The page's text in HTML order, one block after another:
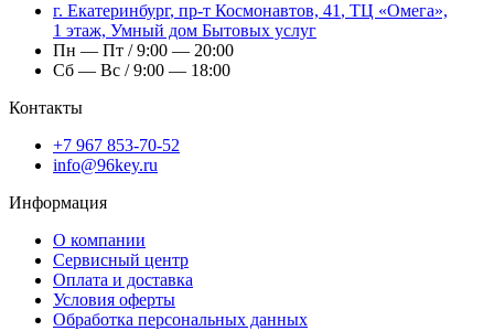
г. Екатеринбург, пр-т Космонавтов, 41, ТЦ «Омега»,
1 этаж, Умный дом Бытовых услуг
Пн — Пт / 9:00 — 20:00
Сб — Вс / 9:00 — 18:00
Контакты
+7 967 853-70-52
info@96key.ru
Информация
О компании
Сервисный центр
Оплата и доставка
Условия оферты
Обработка персональных данных